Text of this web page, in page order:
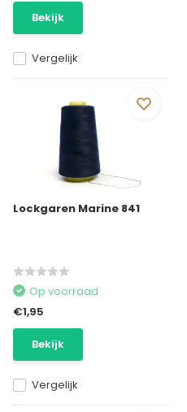
Vergelijk
Bekijk
Lockgaren Marine 841
Vergelijk
Op voorraad
€1,95
Bekijk